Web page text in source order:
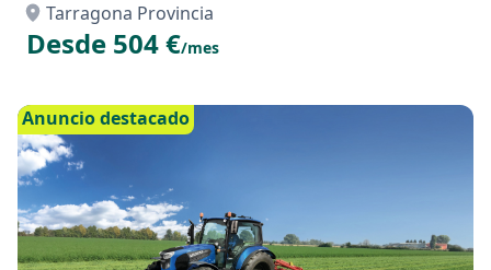
Tarragona Provincia
Desde 504 €/mes
Anuncio destacado